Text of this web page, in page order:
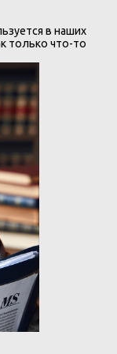
в наших
только что-то